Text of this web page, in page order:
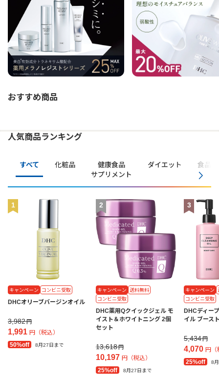
おすすめ商品
人気商品ランキング
すべて 化粧品
健康食品
サプリメント
ダイエット 食品
1
キャンペーン コンビニ受取
DHCオリーブバージンオイル
3,982円
1,991 円（税込）
50%off
8月27日まで
2
キャンペーン
送料無料
コンビニ受取
DHC薬用Qクイックジェル モ
イスト＆ホワイトニング 2個
セット
13,618円
10,197 円（税込）
25%off
8月27日まで
3
キャンペーン
コンビニ受取
DHCディー
イル ブース
5,434円
4,070 円（
25%off
8